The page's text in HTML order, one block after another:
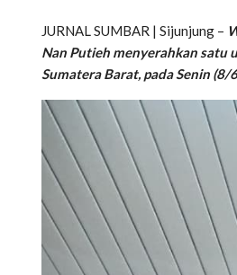
JURNAL SUMBAR | Sijunjung –
Nan Putieh menyerahkan satu
Sumatera Barat, pada Senin